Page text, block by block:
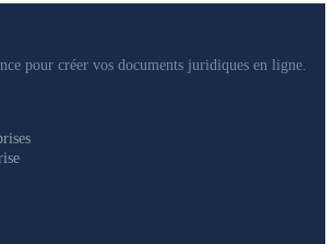
pour créer vos documents juridiques en ligne.